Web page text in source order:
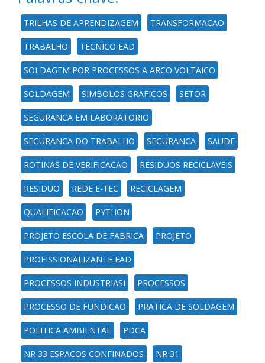
TRILHAS DE APRENDIZAGEM TRANSFORMACAO
TRABALHO TECNICO EAD
SOLDAGEM POR PROCESSOS A ARCO VOLTAICO
SOLDAGEM SIMBOLOS GRAFICOS SETOR
SEGURANCA EM LABORATORIO
SEGURANCA DO TRABALHO SEGURANCA SAUDE
ROTINAS DE VERIFICACAO RESIDUOS RECICLAVEIS
RESIDUO REDE E-TEC RECICLAGEM
QUALIFICACAO PYTHON
PROJETO ESCOLA DE FABRICA PROJETO
PROFISSIONALIZANTE EAD
PROCESSOS INDUSTRIASI PROCESSOS
PROCESSO DE FUNDICAO PRATICA DE SOLDAGEM
POLITICA AMBIENTAL PDCA
NR 33 ESPACOS CONFINADOS NR 31